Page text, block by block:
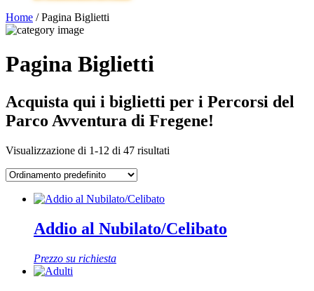
Home / Pagina Biglietti
Pagina Biglietti
Acquista qui i biglietti per i Percorsi del
Parco Avventura di Fregene!
Visualizzazione di 1-12 di 47 risultati
Addio al Nubilato/Celibato
Prezzo su richiesta